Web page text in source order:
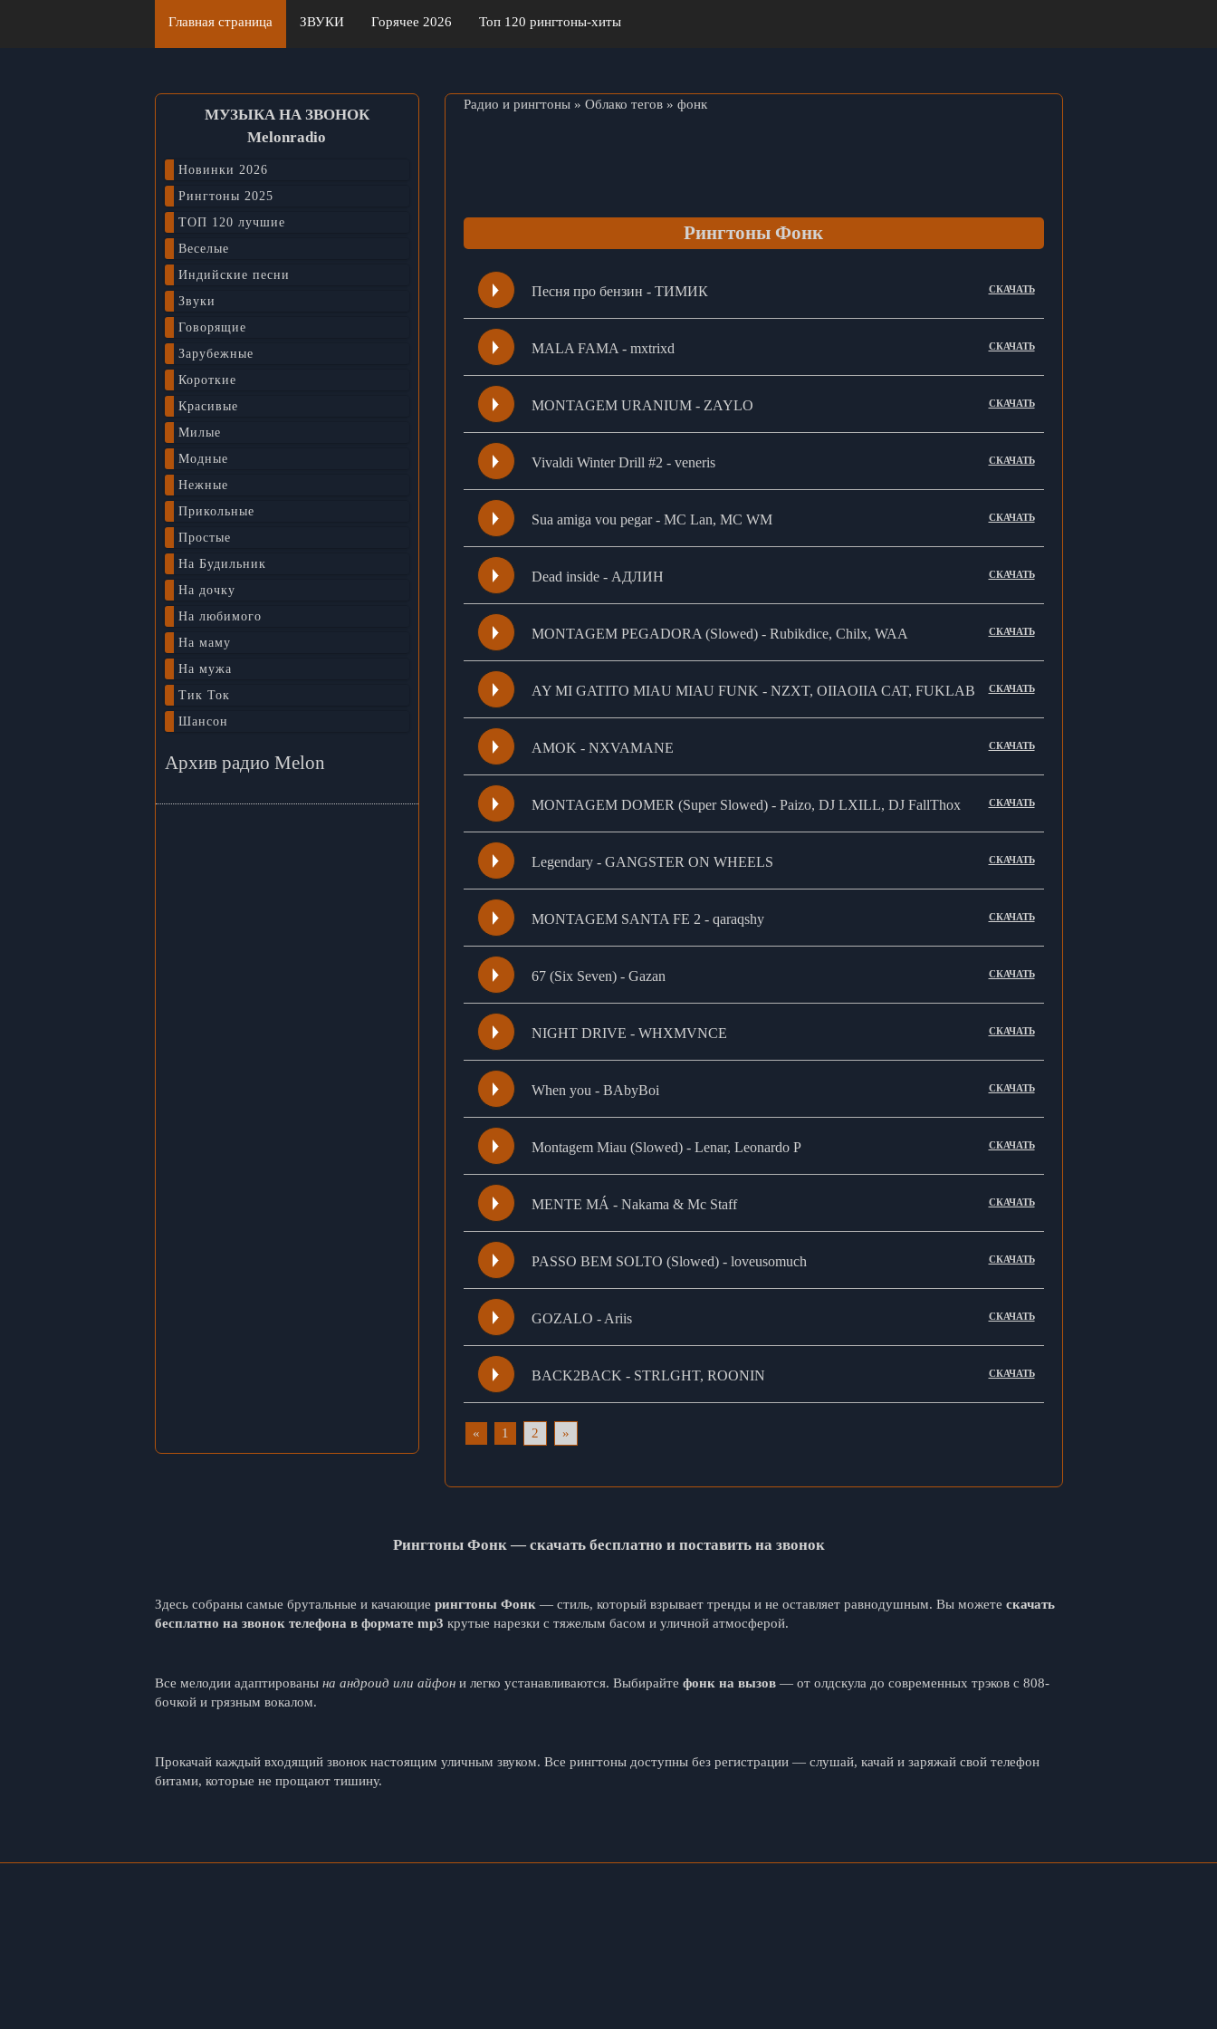
Главная страница ЗВУКИ Горячее 2026 Топ 120 рингтоны-хиты
Радио и рингтоны» Облако тегов» фонк
Рингтоны Фонк
Песня про бензин - ТИМИК СКАЧАТЬ
MALA FAMA - mxtrixd СКАЧАТЬ
MONTAGEM URANIUM - ZAYLO СКАЧАТЬ
Vivaldi Winter Drill #2 - veneris СКАЧАТЬ
Sua amiga vou pegar - MC Lan, MC WM СКАЧАТЬ
Dead inside - АДЛИН СКАЧАТЬ
MONTAGEM PEGADORA (Slowed) - Rubikdice, Chilx, WAA СКАЧАТЬ
AY MI GATITO MIAU MIAU FUNK - NZXT, OIIAOIIA CAT, FUKLAB СКАЧАТЬ
AMOK - NXVAMANE СКАЧАТЬ
MONTAGEM DOMER (Super Slowed) - Paizo, DJ LXILL, DJ FallThox СКАЧАТЬ
Legendary - GANGSTER ON WHEELS СКАЧАТЬ
MONTAGEM SANTA FE 2 - qaraqshy СКАЧАТЬ
67 (Six Seven) - Gazan СКАЧАТЬ
NIGHT DRIVE - WHXMVNCE СКАЧАТЬ
When you - BAbyBoi СКАЧАТЬ
Montagem Miau (Slowed) - Lenar, Leonardo P СКАЧАТЬ
MENTE MÁ - Nakama & Mc Staff СКАЧАТЬ
PASSO BEM SOLTO (Slowed) - loveusomuch СКАЧАТЬ
GOZALO - Ariis СКАЧАТЬ
BACK2BACK - STRLGHT, ROONIN СКАЧАТЬ
« 1 2 »
МУЗЫКА НА ЗВОНОК
Melonradio
Новинки 2026
Рингтоны 2025
ТОП 120 лучшие
Веселые
Индийские песни
Звуки
Говорящие
Зарубежные
Короткие
Красивые
Милые
Модные
Нежные
Прикольные
Простые
На Будильник
На дочку
На любимого
На маму
На мужа
Тик Ток
Шансон
Архив радио Melon
Рингтоны Фонк — скачать бесплатно и поставить на звонок
Здесь собраны самые брутальные и качающие рингтоны Фонк— стиль, который взрывает тренды и не оставляет равнодушным. Вы можете скачать
бесплатно на звонок телефона в формате mp3 крутые нарезки с тяжелым басом и уличной атмосферой.
Все мелодии адаптированы на андроид или айфони легко устанавливаются. Выбирайте фонк на вызов— от олдскула до современных трэков с 808-
бочкой и грязным вокалом.
Прокачай каждый входящий звонок настоящим уличным звуком. Все рингтоны доступны без регистрации — слушай, качай и заряжай свой телефон
битами, которые не прощают тишину.